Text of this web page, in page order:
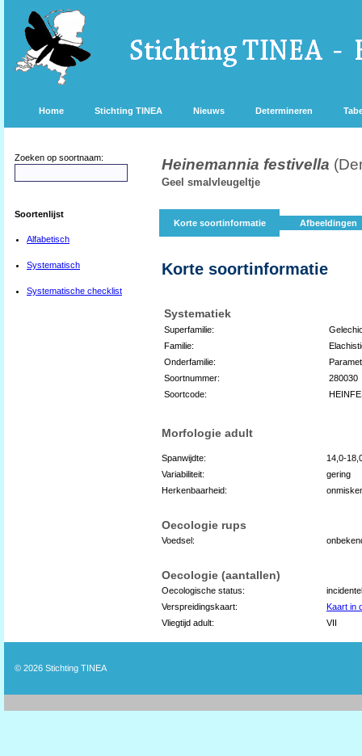
Home Stichting TINEA Nieuws Determineren
Zoeken op soortnaam:
Soortenlijst
Alfabetisch
Systematisch
Systematische checklist
Heinemannia festivella
Geel smalvleugeltje
Korte soortinformatie Afbeeldingen
Korte soortinformatie
Systematiek
Superfamilie:
Familie:
Onderfamilie:
Soortnummer:
280030
Soortcode:
Morfologie adult
Spanwijdte:
14,0-
Variabiliteit:
gering
Herkenbaarheid:
Oecologie rups
Voedsel:
Oecologie (aantallen)
Oecologische status:
Verspreidingskaart:
Kaart in
Vliegtijd adult:
VII
© 2026 Stichting TINEA